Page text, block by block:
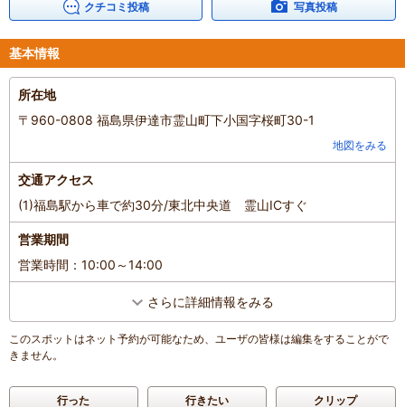
空いていた
人数 ： 未設定
投稿日：2025年4月1日
クチコミ投稿 写真投稿
基本情報
所在地
〒960-0808 福島県伊達市霊山町下小国字桜町30-1
地図をみる
交通アクセス
(1)福島駅から車で約30分/東北中央道 霊山ICすぐ
営業期間
営業時間：10:00～14:00
さらに詳細情報をみる
このスポットはネット予約が可能なため、ユーザの皆様は編集をすることがで
きません。
行った 行きたい クリップ